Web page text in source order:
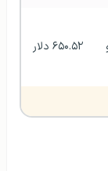
۶۵۰.۵۲ دلار